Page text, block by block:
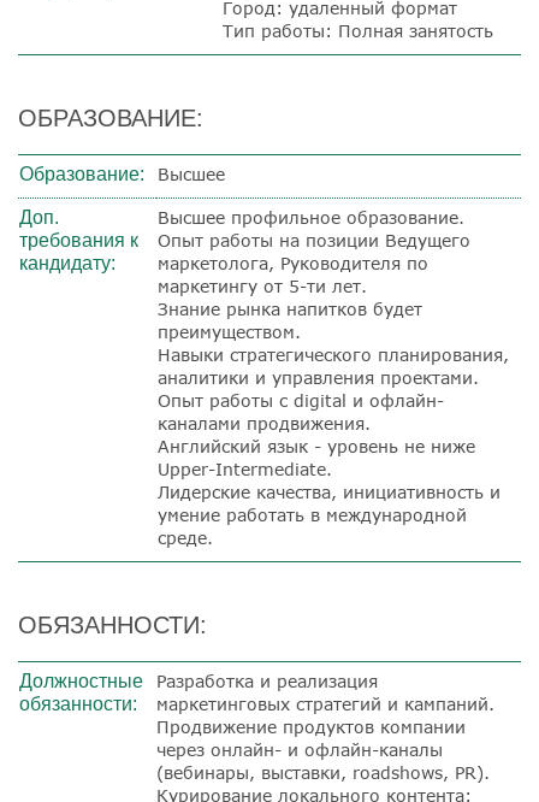
Город: удаленный формат
Тип работы: Полная занятость
ОБРАЗОВАНИЕ:
Образование: Высшее
Доп.
требования к
кандидату:
Высшее профильное образование.
Опыт работы на позиции Ведущего
маркетолога, Руководителя по
маркетингу от 5-ти лет.
Знание рынка напитков будет
преимуществом.
Навыки стратегического планирования,
аналитики и управления проектами.
Опыт работы с digital и офлайн-
каналами продвижения.
Английский язык - уровень не ниже
Upper-Intermediate.
Лидерские качества, инициативность и
умение работать в международной
среде.
ОБЯЗАННОСТИ:
Должностные
обязанности:
Разработка и реализация
маркетинговых стратегий и кампаний.
Продвижение продуктов компании
через онлайн- и офлайн-каналы
(вебинары, выставки, roadshows, PR).
Курирование локального контента: